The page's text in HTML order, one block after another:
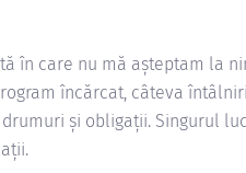
în care nu mă așteptam la
încărcat, câteva
și obligații. Singurul